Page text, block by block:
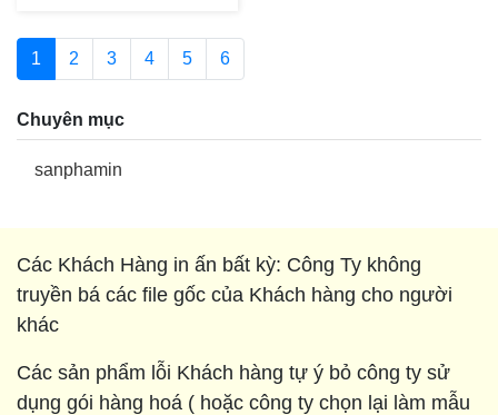
1 2 3 4 5 6
Chuyên mục
sanphamin
Các Khách Hàng in ấn bất kỳ: Công Ty không
truyền bá các file gốc của Khách hàng cho người
khác
Các sản phẩm lỗi Khách hàng tự ý bỏ công ty sử
dụng gói hàng hoá ( hoặc công ty chọn lại làm mẫu